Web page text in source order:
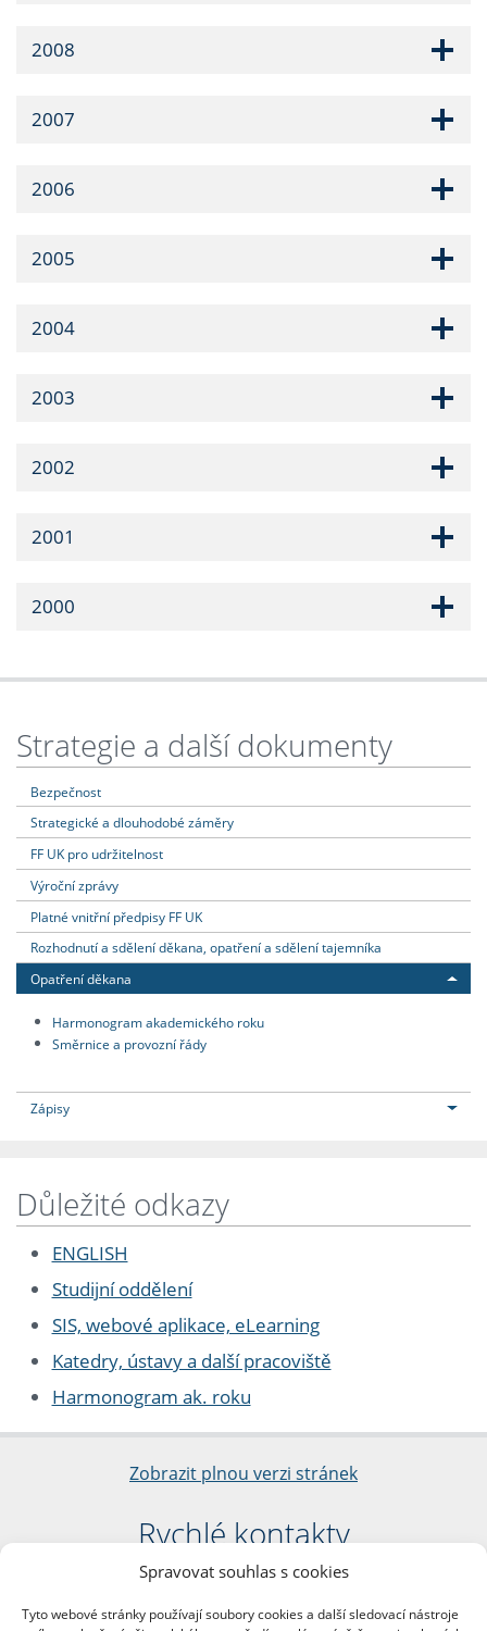
Spravovat souhlas s cookies
Tyto webové stránky používají soubory cookies a další sledovací nástroje
2008
2007
2006
2005
2004
2003
2002
2001
2000
Strategie a další dokumenty
Bezpečnost
Strategické a dlouhodobé záměry
FF UK pro udržitelnost
Výroční zprávy
Platné vnitřní předpisy FF UK
Rozhodnutí a sdělení děkana, opatření a sdělení tajemníka
Opatření děkana
Harmonogram akademického roku
Směrnice a provozní řády
Zápisy
Důležité odkazy
ENGLISH
Studijní oddělení
SIS, webové aplikace, eLearning
Katedry, ústavy a další pracoviště
Harmonogram ak. roku
Zobrazit plnou verzi stránek
Rychlé kontakty
Filozofická fakulta
nám. Jana Palacha 1/2